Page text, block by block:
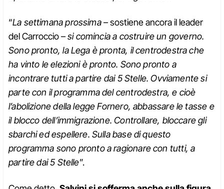
“La settimana prossima– sostiene ancora il leader
del Carroccio –si comincia a costruire un governo.
Sono pronto, la Lega è pronta, il centrodestra che
ha vinto le elezioni è pronto. Sono pronto a
incontrare tutti a partire dai 5 Stelle. Ovviamente si
parte con il programma del centrodestra, e cioè
l’abolizione della legge Fornero, abbassare le tasse e
il blocco dell’immigrazione. Controllare, bloccare gli
sbarchi ed espellere. Sulla base di questo
programma sono pronto a ragionare con tutti, a
partire dai 5 Stelle”.